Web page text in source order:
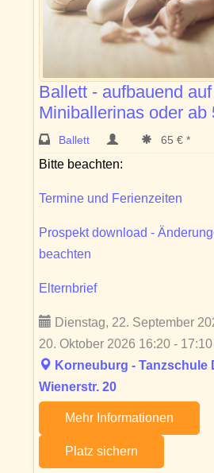
Ballett - aufbauend auf
Miniballerinas oder ab
Ballett 65 € *
Bitte beachten:
Termine und Ferienzeiten
Prospekt download -
beachten
Elternbrief
Dienstag, 22. September
20. Oktober 2026 16:20 - 17:10
Korneuburg - Tanzschule
Wienerstr. 20
Mehr Informationen
Platz sichern